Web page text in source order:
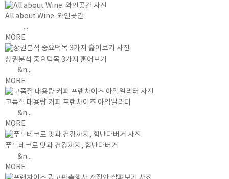
All about Wine. 와인곳간
...
MORE
상권분석 중요덕목 3가지 훑어보기
&n...
MORE
고품질 대용량 커피 프랜차이즈 아임일리터
&n...
MORE
푸드테크로 맛과 건강까지, 힘난다버거
&n...
MORE